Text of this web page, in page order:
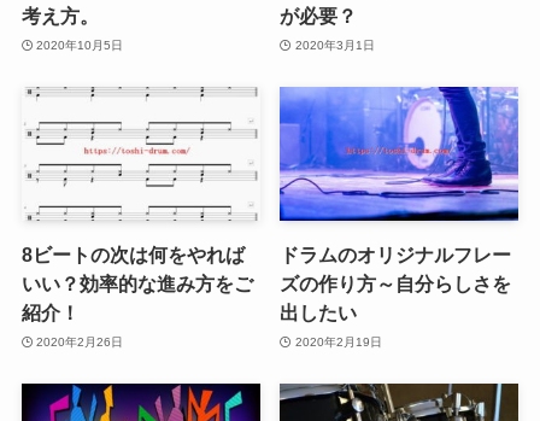
考え方。
2020年10月5日
が必要？
2020年3月1日
8ビートの次は何をやれば
いい？効率的な進み方をご
紹介！
2020年2月26日
ドラムのオリジナルフレー
ズの作り方～自分らしさを
出したい
2020年2月19日